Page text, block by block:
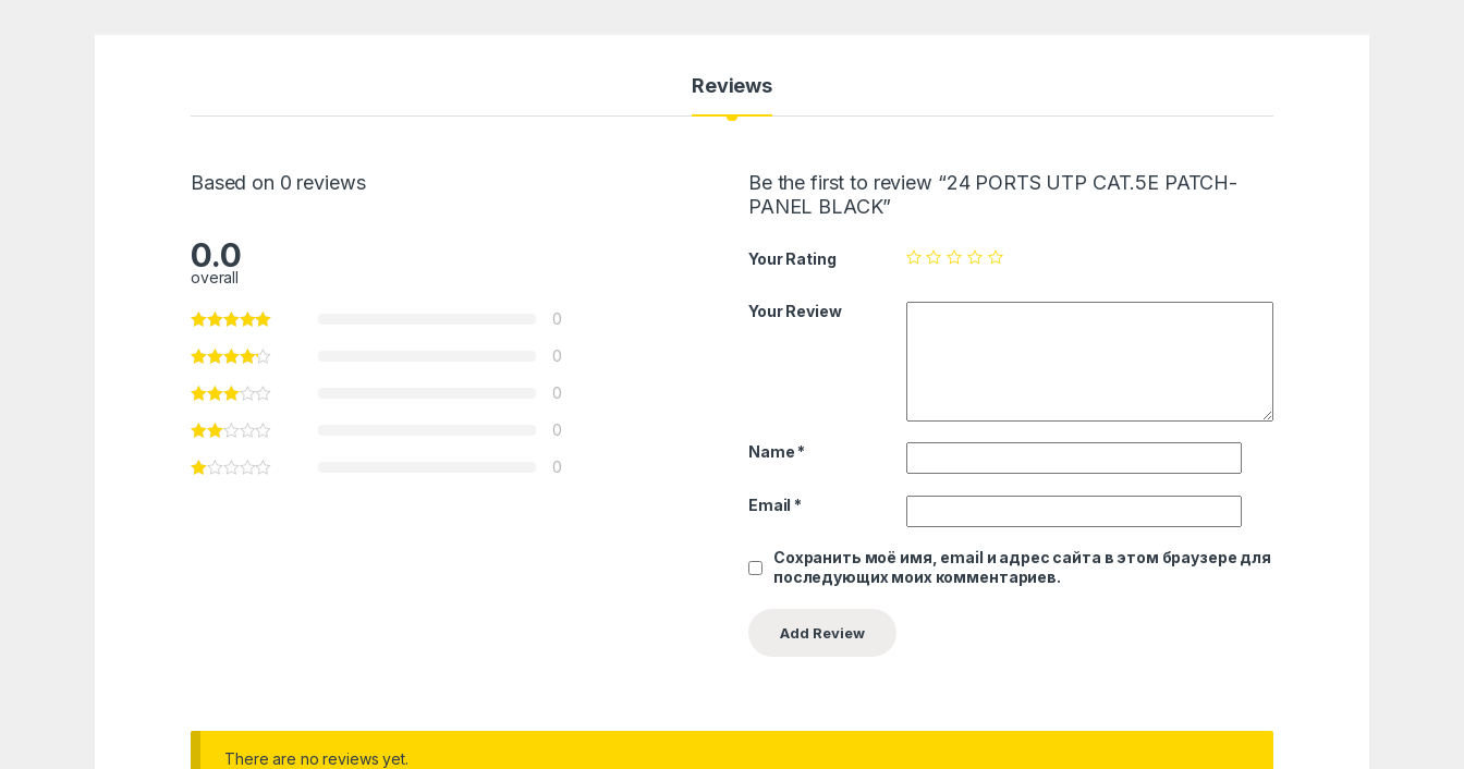
Reviews
Based on 0 reviews
0.0
overall
0
0
0
0
0
Be the first to review “24 PORTS UTP CAT.5E PATCH-
PANEL BLACK”
Your Rating
Your Review
Name *
Email *
Сохранить моё имя, email и адрес сайта в этом браузере для
последующих моих комментариев.
There are no reviews yet.